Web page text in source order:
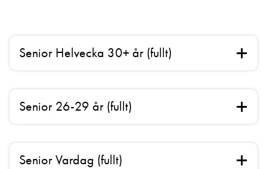
Senior Helvecka 30+ år (fullt)
Senior 26-29 år (fullt)
Senior Vardag (fullt)